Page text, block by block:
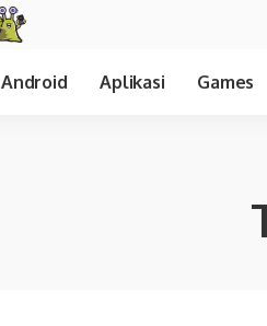
Android Aplikasi Games